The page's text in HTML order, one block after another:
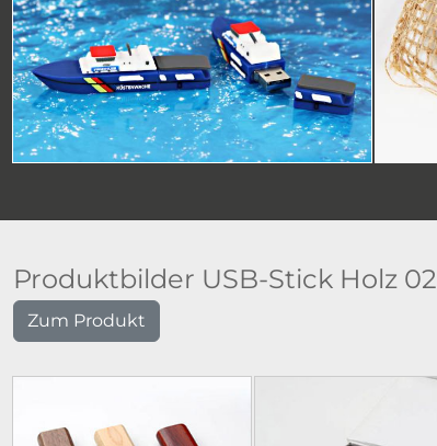
Produktbilder USB-Stick Holz 02
Zum Produkt